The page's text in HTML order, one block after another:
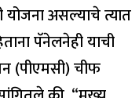
असल्याचे त्यात
पॅनेलनेही याची
(पीएमसी) चीफ